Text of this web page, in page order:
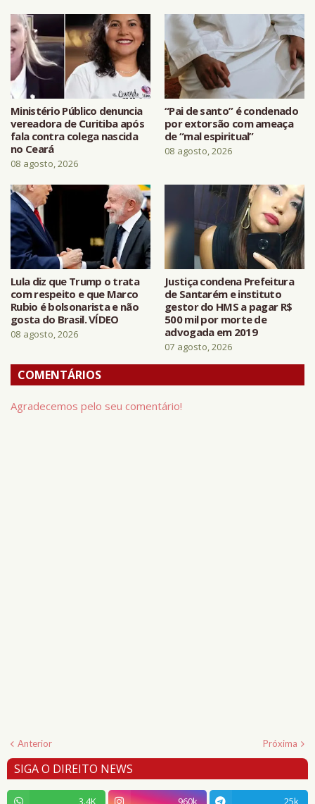
Ministério Público denuncia
vereadora de Curitiba após
fala contra colega nascida
no Ceará
08 agosto, 2026
“Pai de santo” é condenado
por extorsão com ameaça
de “mal espiritual”
08 agosto, 2026
Lula diz que Trump o trata
com respeito e que Marco
Rubio é bolsonarista e não
gosta do Brasil. VÍDEO
08 agosto, 2026
Justiça condena Prefeitura
de Santarém e instituto
gestor do HMS a pagar R$
500 mil por morte de
advogada em 2019
07 agosto, 2026
COMENTÁRIOS
Agradecemos pelo seu comentário!
Anterior Próxima
SIGA O DIREITO NEWS
3.4K 960k
25k